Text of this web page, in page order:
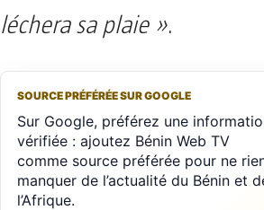
léchera sa plaie ».
SOURCE PRÉFÉRÉE SUR GOOGLE
Sur Google, préférez une
vérifiée : ajoutez Bénin Web TV
comme source préférée pour ne
manquer de l’actualité du Bénin et
l’Afrique.